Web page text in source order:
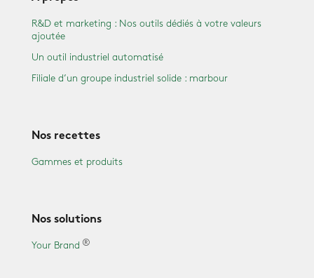
R&D et marketing : Nos outils dédiés à votre valeurs
ajoutée
Un outil industriel automatisé
Filiale d’un groupe industriel solide : marbour
Nos recettes
Gammes et produits
Nos solutions
Your Brand